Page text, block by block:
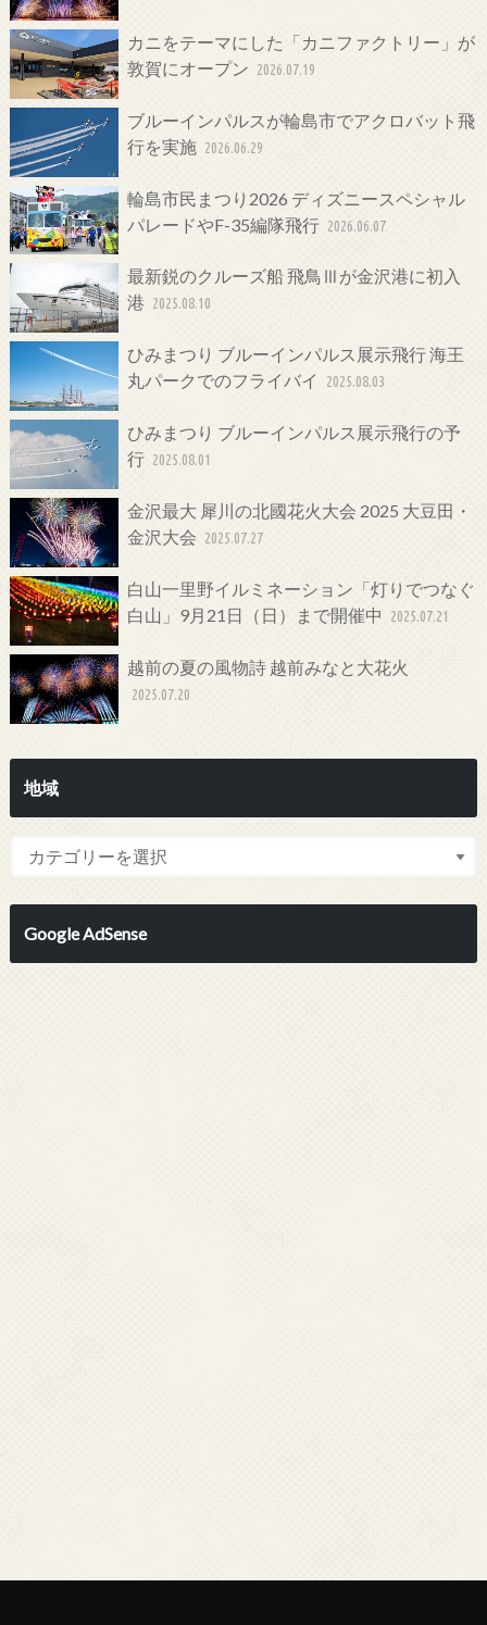
カニをテーマにした「カニファクトリー」が
敦賀にオープン 2026.07.19
ブルーインパルスが輪島市でアクロバット飛
行を実施 2026.06.29
輪島市民まつり2026 ディズニースペシャル
パレードやF-35編隊飛行 2026.06.07
最新鋭のクルーズ船 飛鳥Ⅲが金沢港に初入
港 2025.08.10
ひみまつり ブルーインパルス展示飛行 海王
丸パークでのフライバイ
2025.08.03
ひみまつり ブルーインパルス展示飛行の予
行 2025.08.01
金沢最大 犀川の北國花火大会 2025 大豆田・
金沢大会 2025.07.27
白山一里野イルミネーション「灯りでつなぐ
白山」9月21日（日）まで開催中
2025.07.21
越前の夏の風物詩 越前みなと大花火
2025.07.20
地域
Google AdSense